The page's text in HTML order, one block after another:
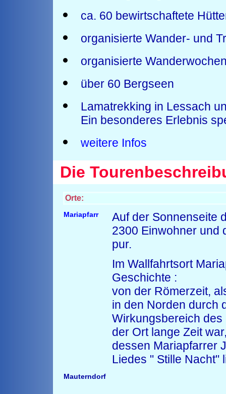
ca. 60 bewirtschaftete
organisierte Wander- und
organisierte
über 60 Bergseen
Lamatrekking in Lessach
Ein besonderes Erlebnis
weitere Infos
Die
Orte:
Mariapfarr
Auf der Sonnenseite
2300 Einwohner und
pur.
Im Wallfahrtsort
Geschichte :
von der Römerzeit,
in den Norden durch
Wirkungsbereich
der Ort lange Zeit
dessen Mariapfarrer
Liedes " Stille Nacht"
Mauterndorf